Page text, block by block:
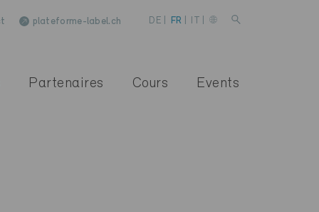
plateforme-label.ch DE FR
Partenaires Cours Events